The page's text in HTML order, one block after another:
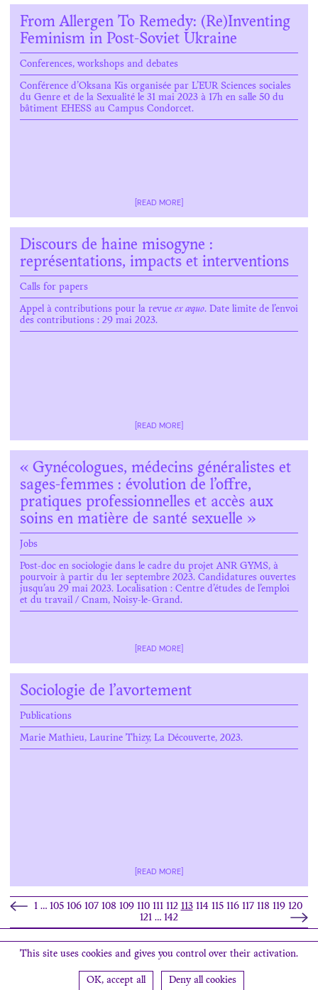
From Allergen To Remedy: (Re)Inventing
Feminism in Post-Soviet Ukraine
Conferences, workshops and debates
Conférence d’Oksana Kis organisée par L’EUR Sciences sociales
du Genre et de la Sexualité le 31 mai 2023 à 17h en salle 50 du
bâtiment EHESS au Campus Condorcet.
[READ MORE]
Discours de haine misogyne :
représentations, impacts et interventions
Calls for papers
Appel à contributions pour la revue ex æquo. Date limite de l’envoi
des contributions : 29 mai 2023.
[READ MORE]
« Gynécologues, médecins généralistes et
sages-femmes : évolution de l’offre,
pratiques professionnelles et accès aux
soins en matière de santé sexuelle »
Jobs
Post-doc en sociologie dans le cadre du projet ANR GYMS, à
pourvoir à partir du 1er septembre 2023. Candidatures ouvertes
jusqu’au 29 mai 2023. Localisation : Centre d’études de l’emploi
et du travail / Cnam, Noisy-le-Grand.
[READ MORE]
Sociologie de l’avortement
Publications
Marie Mathieu, Laurine Thizy, La Découverte, 2023.
[READ MORE]
1 … 105 106 107 108 109 110 111 112 113 114 115 116 117 118 119 120
121 … 142
Search
Contact Find us
This site uses cookies and gives you control over their activation.
OK, accept all Deny all cookies